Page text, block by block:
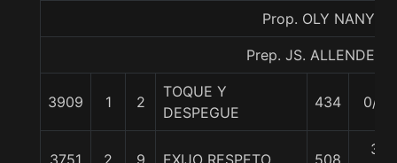
Prop. OLY NANY
Prep. JS. ALLENDE F.
3909 1 2
TOQUE Y
DESPEGUE
434 0/0
3751 2 9 EXIJO RESPETO 508
3